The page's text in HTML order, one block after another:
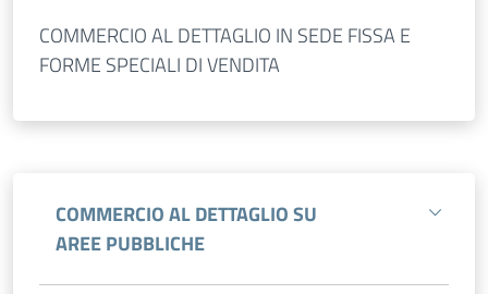
COMMERCIO AL DETTAGLIO IN SEDE FISSA E
FORME SPECIALI DI VENDITA
COMMERCIO AL DETTAGLIO SU
AREE PUBBLICHE